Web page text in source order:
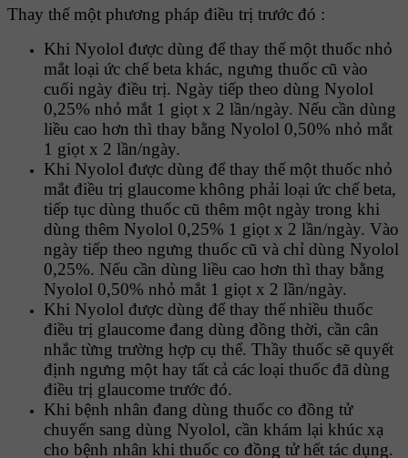
Thay thế một phương pháp điều trị trước đó :
Khi Nyolol được dùng để thay thế một thuốc nhỏ
mắt loại ức chế beta khác, ngưng thuốc cũ vào
cuối ngày điều trị. Ngày tiếp theo dùng Nyolol
0,25% nhỏ mắt 1 giọt x 2 lần/ngày. Nếu cần dùng
liều cao hơn thì thay bằng Nyolol 0,50% nhỏ mắt
1 giọt x 2 lần/ngày.
Khi Nyolol được dùng để thay thế một thuốc nhỏ
mắt điều trị glaucome không phải loại ức chế beta,
tiếp tục dùng thuốc cũ thêm một ngày trong khi
dùng thêm Nyolol 0,25% 1 giọt x 2 lần/ngày. Vào
ngày tiếp theo ngưng thuốc cũ và chỉ dùng Nyolol
0,25%. Nếu cần dùng liều cao hơn thì thay bằng
Nyolol 0,50% nhỏ mắt 1 giọt x 2 lần/ngày.
Khi Nyolol được dùng để thay thế nhiều thuốc
điều trị glaucome đang dùng đồng thời, cần cân
nhắc từng trường hợp cụ thể. Thầy thuốc sẽ quyết
định ngưng một hay tất cả các loại thuốc đã dùng
điều trị glaucome trước đó.
Khi bệnh nhân đang dùng thuốc co đồng tử
chuyển sang dùng Nyolol, cần khám lại khúc xạ
cho bệnh nhân khi thuốc co đồng tử hết tác dụng.